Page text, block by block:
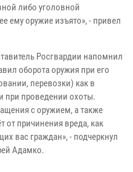
либо уголовной
ему оружие изъято», - привел
Росгвардии напомнил
оборота оружия при его
перевозки) как в
при проведении охоты.
с оружием, а также
от причинения вреда, как
вас граждан», - подчеркнул
Адамко.